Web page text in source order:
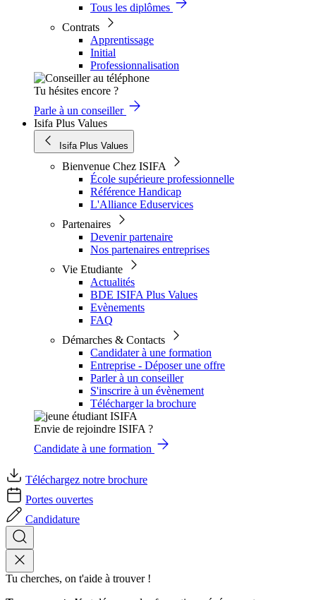
Tous les diplômes
Contrats
Apprentissage
Initial
Professionnalisation
Tu hésites encore ?
Parle à un conseiller
Isifa Plus Values
Isifa Plus Values
Bienvenue Chez ISIFA
École supérieure professionnelle
Référence Handicap
L'Alliance Eduservices
Partenaires
Devenir partenaire
Nos partenaires entreprises
Vie Etudiante
Actualités
BDE ISIFA Plus Values
Evènements
FAQ
Démarches & Contacts
Candidater à une formation
Entreprise - Déposer une offre
Parler à un conseiller
S'inscrire à un évènement
Télécharger la brochure
Envie de rejoindre ISIFA ?
Candidate à une formation
Téléchargez notre brochure
Portes ouvertes
Candidature
Tu cherches, on t'aide à trouver !